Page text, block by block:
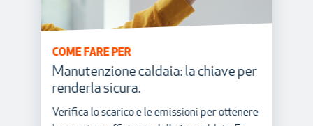
COME FARE PER
Manutenzione caldaia: la chiave per
renderla sicura.
Verifica lo scarico e le emissioni per ottenere